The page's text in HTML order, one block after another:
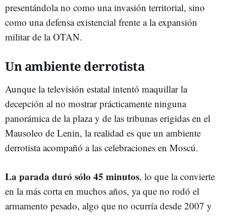
presentándola no como una invasión territorial, sino
como una defensa existencial frente a la expansión
militar de la OTAN.
Un ambiente derrotista
Aunque la televisión estatal intentó maquillar la
decepción al no mostrar prácticamente ninguna
panorámica de la plaza y de las tribunas erigidas en el
Mausoleo de Lenin, la realidad es que un ambiente
derrotista acompañó a las celebraciones en Moscú.
La parada duró sólo 45 minutos, lo que la convierte
en la más corta en muchos años, ya que no rodó el
armamento pesado, algo que no ocurría desde 2007 y